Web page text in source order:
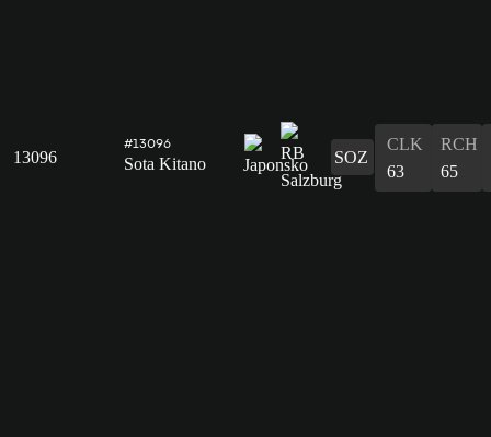
13096
#13096
Sota Kitano SOZ
CLK
63
RCH
65